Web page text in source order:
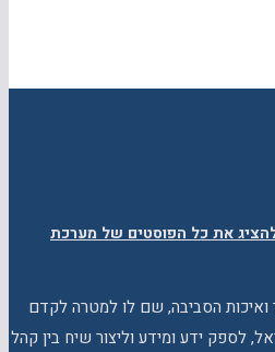
את כל הפוסטים של מערכת
ואיכות הסביבה, שם לו למטרה לקדם
לספק ידע ומידע וליצור שיח בין קהל